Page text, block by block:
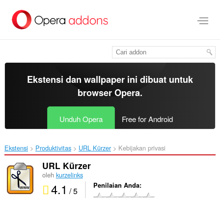
konten
Ekstensi dan wallpaper ini dibuat untuk
browser Opera.
Unduh Opera Free for Android
Ekstensi Produktivitas URL Kürzer‎ Kebijakan privasi
URL Kürzer
oleh kurzelinks
4.1 / 5 Penilaian Anda